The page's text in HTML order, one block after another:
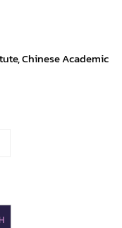
Chinese Academic